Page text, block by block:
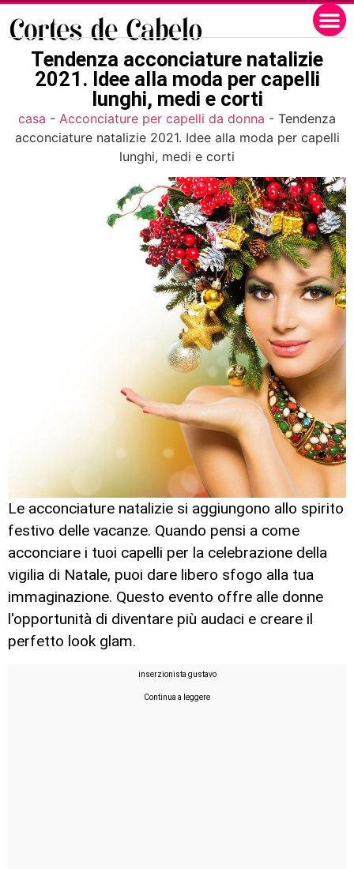
Tendenza acconciature natalizie
2021. Idee alla moda per capelli
lunghi, medi e corti
casa - Acconciature per capelli da donna - Tendenza
acconciature natalizie 2021. Idee alla moda per capelli
lunghi, medi e corti
Le acconciature natalizie si aggiungono allo spirito
festivo delle vacanze. Quando pensi a come
acconciare i tuoi capelli per la celebrazione della
vigilia di Natale, puoi dare libero sfogo alla tua
immaginazione. Questo evento offre alle donne
l'opportunità di diventare più audaci e creare il
perfetto look glam.
inserzionista gustavo
Continua a leggere